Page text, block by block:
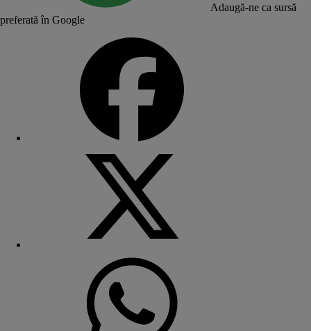
Adaugă-ne ca sursă
preferată în Google